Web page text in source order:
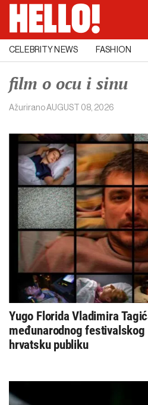
CELEBRITY NEWS FASHION
film o ocu i sinu
AžuriranoAUGUST 08, 2026
Yugo Florida Vladimira
međunarodnog
hrvatsku publiku